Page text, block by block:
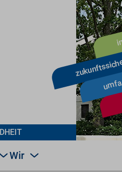
Wir